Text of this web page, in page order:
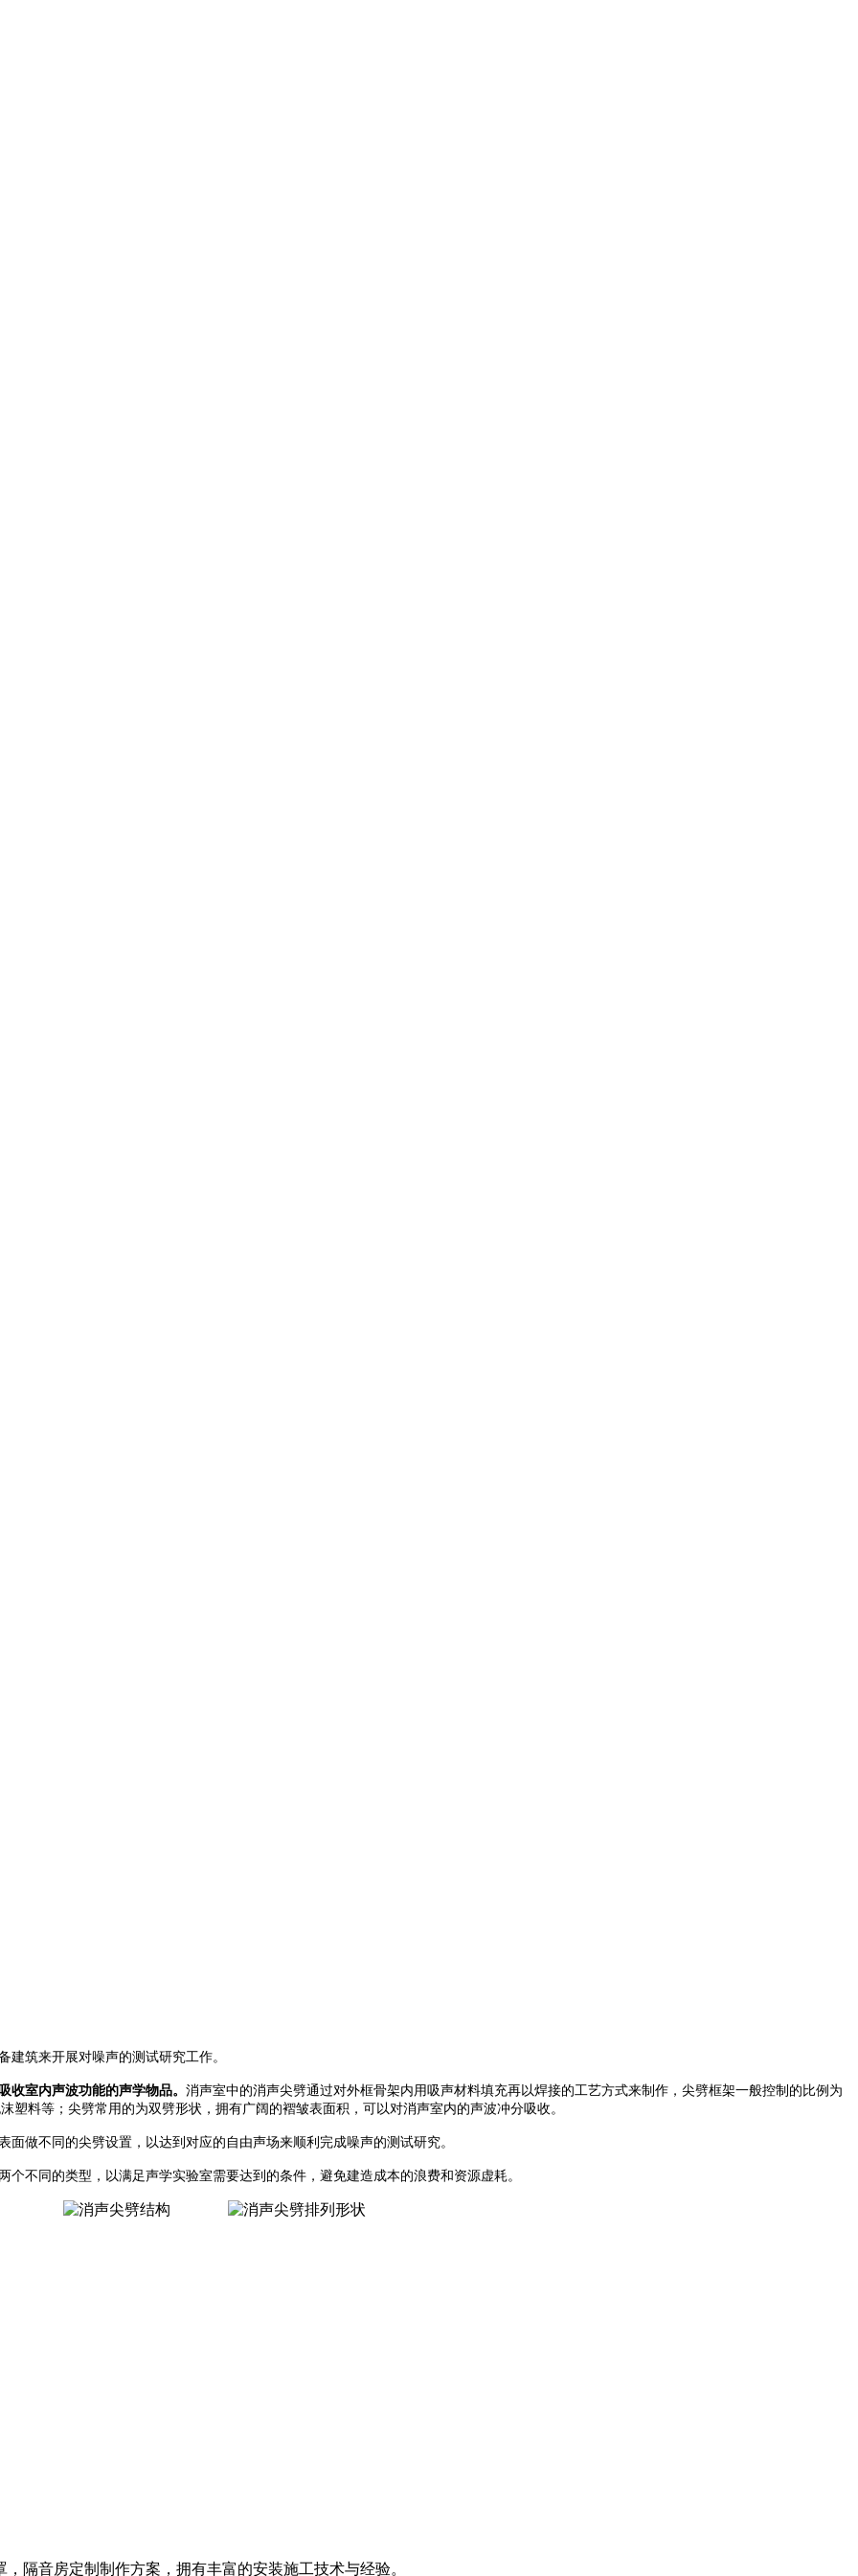
筑来开展对噪声的测试研究工作。
收室内声波功能的声学物品。 消声室中的消声尖劈通过对外框骨架内用吸声材料填充再以焊接的工艺方式来制作，尖劈框架一般控制的比例为
塑料等；尖劈常用的为双劈形状，拥有广阔的褶皱表面积，可以对消声室内的声波冲分吸收。
做不同的尖劈设置，以达到对应的自由声场来顺利完成噪声的测试研究。
不同的类型，以满足声学实验室需要达到的条件，避免建造成本的浪费和资源虚耗。
隔音房定制制作方案，拥有丰富的安装施工技术与经验。